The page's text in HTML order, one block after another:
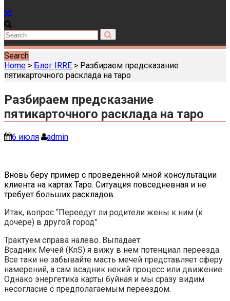
Search
Home > Блог IRRE > Разбираем предсказание
пятикарточного расклада на таро
Разбираем предсказание
пятикарточного расклада на таро
6 июля admin
Вновь беру пример с проведенной мной консультации
клиента на картах Таро. Ситуация повседневная и не
требует больших раскладов.
Итак, вопрос “Переедут ли родители жены к ним (к
дочере) в другой город”
Трактуем справа налево. Выпадает:
Всадник Мечей (KnS) я вижу в нем потенциал переезда.
Все таки не забывайте масть мечей представляет сферу
намерений, а сам всадник некий процесс или движение.
Однако энергетика карты буйная и мы сразу видим
несогласие с предполагаемым переездом.